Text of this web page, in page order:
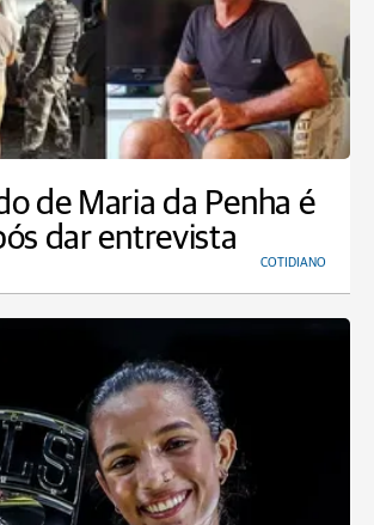
de Maria da Penha é
dar entrevista
COTIDIANO